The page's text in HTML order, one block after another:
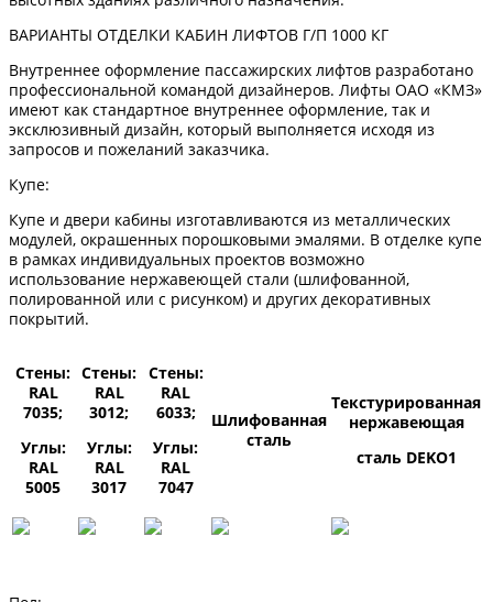
ВАРИАНТЫ ОТДЕЛКИ КАБИН ЛИФТОВ Г/П 1000 КГ
Внутреннее оформление пассажирских лифтов разработано
профессиональной командой дизайнеров. Лифты ОАО «КМЗ»
имеют как стандартное внутреннее оформление, так и
эксклюзивный дизайн, который выполняется исходя из
запросов и пожеланий заказчика.
Купе:
Купе и двери кабины изготавливаются из металлических
модулей, окрашенных порошковыми эмалями. В отделке купе
в рамках индивидуальных проектов возможно
использование нержавеющей стали (шлифованной,
полированной или с рисунком) и других декоративных
покрытий.
Стены:
RAL
7035;
Углы:
RAL
5005
Стены:
RAL
3012;
Углы:
RAL
3017
Стены:
RAL
6033;
Углы:
RAL
7047
Шлифованная
сталь
Текстурированная
нержавеющая
сталь DEKO1